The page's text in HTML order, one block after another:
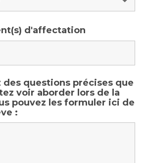
d'affectation
des questions précises que
voir aborder lors de la
pouvez les formuler ici de
: